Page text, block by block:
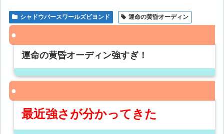
シャドウバースワールズビヨンド 運命の黄昏オーディン
運命の黄昏オーディン強すぎ！
最近強さが分かってきた